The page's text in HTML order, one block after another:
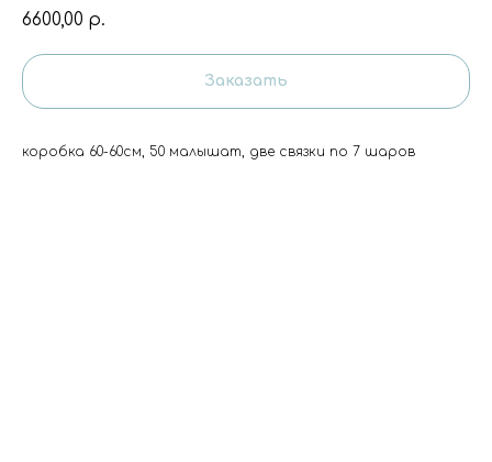
6600,00 р.
Заказать
коробка 60-60см, 50 малышат, две связки по 7 шаров